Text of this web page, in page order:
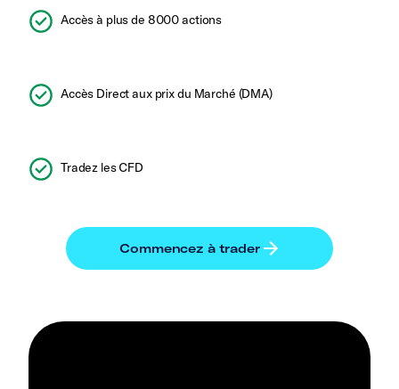
Accès à plus de 8000 actions
Accès Direct aux prix du Marché (DMA)
Tradez les CFD